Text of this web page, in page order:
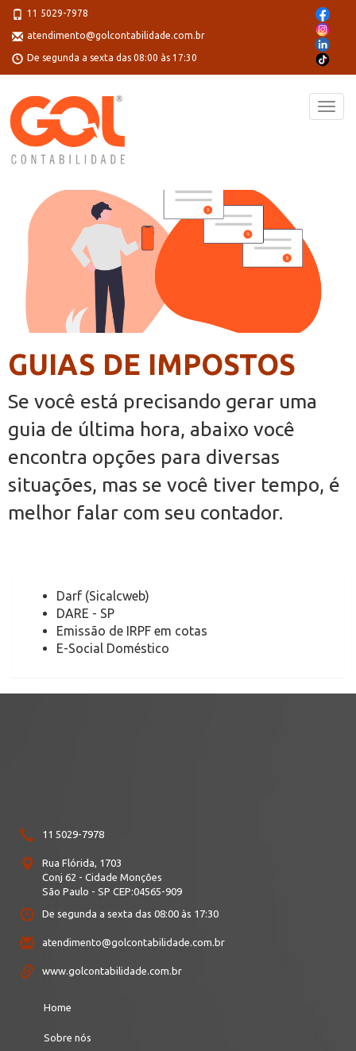
11 5029-7978
atendimento@golcontabilidade.com.br
De segunda a sexta das 08:00 às 17:30
GUIAS DE IMPOSTOS
Se você está precisando gerar uma
guia de última hora, abaixo você
encontra opções para diversas
situações, mas se você tiver tempo, é
melhor falar com seu contador.
Darf (Sicalcweb)
DARE - SP
Emissão de IRPF em cotas
E-Social Doméstico
11 5029-7978
Rua Flórida, 1703
Conj 62 - Cidade Monções
São Paulo - SP CEP:04565-909
De segunda a sexta das 08:00 às 17:30
atendimento@golcontabilidade.com.br
www.golcontabilidade.com.br
Home
Sobre nós